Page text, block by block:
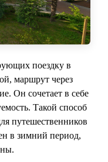
поездку в
маршрут через
Он сочетает в себе
Такой способ
путешественников
в зимний период,